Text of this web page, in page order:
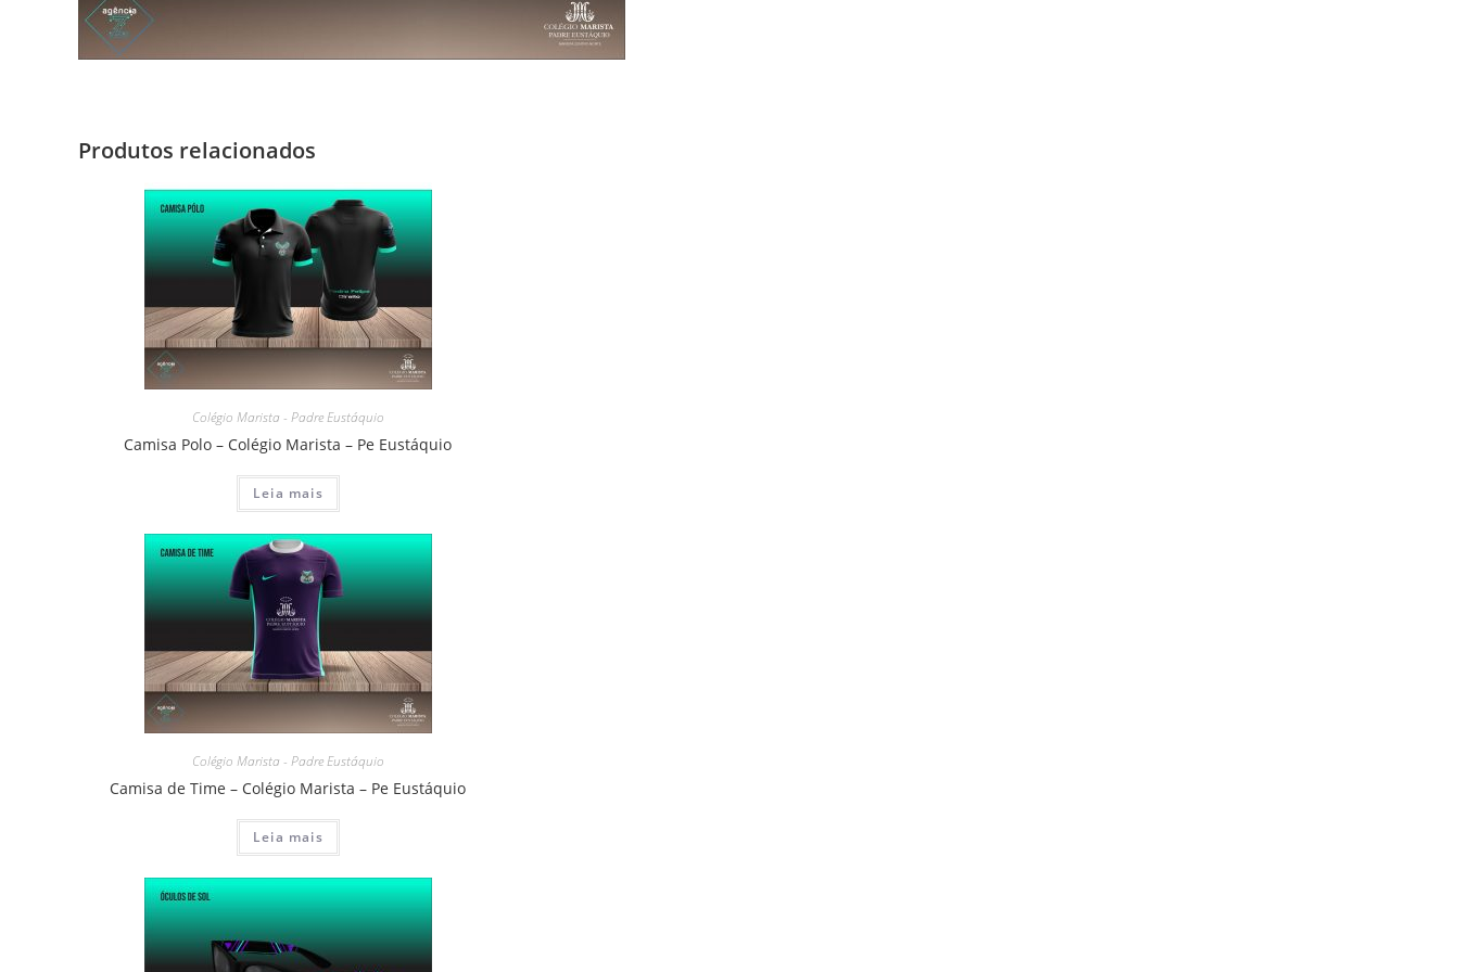
Produtos relacionados
Colégio Marista - Padre Eustáquio
Camisa Polo – Colégio Marista – Pe Eustáquio
Leia mais
Colégio Marista - Padre Eustáquio
Camisa de Time – Colégio Marista – Pe Eustáquio
Leia mais